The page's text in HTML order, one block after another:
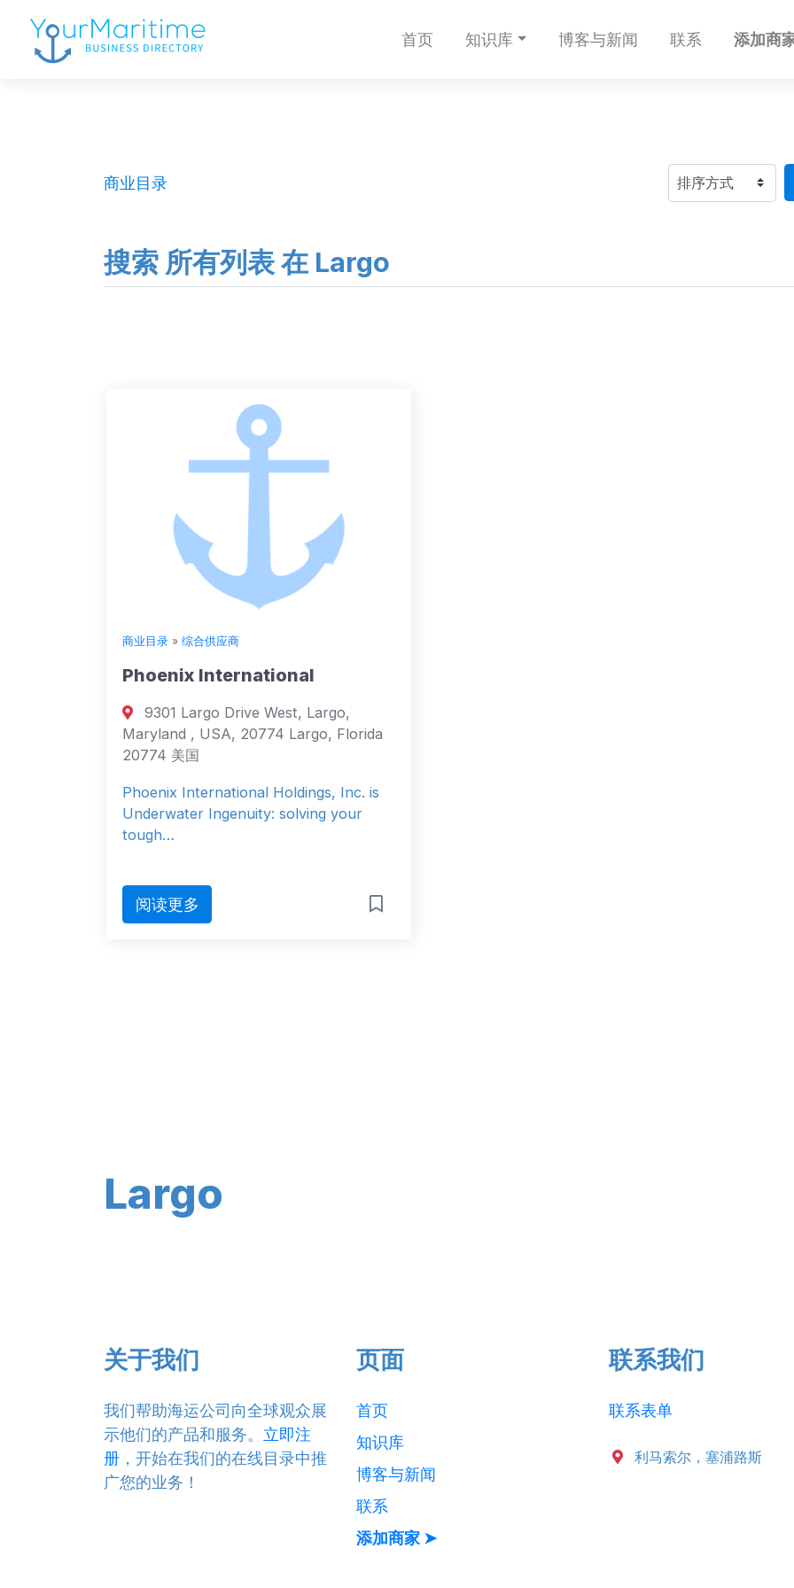
首页 知识库 博客与新闻 联系 添加商
商业目录
搜索 所有列表 在 Largo
商业目录 » 综合供应商
Phoenix International
9301 Largo Drive West, Largo,
Maryland , USA, 20774 Largo, Florida
20774 美国
Phoenix International Holdings, Inc. is
Underwater Ingenuity: solving your
tough…
阅读更多
Largo
关于我们
我们帮助海运公司向全球观众展
示他们的产品和服务。 立即注
册 ，开始在我们的在线目录中推
广您的业务！
页面
首页
知识库
博客与新闻
联系
添加商家 ➤
联系我们
联系表单
利马索尔，塞浦路斯